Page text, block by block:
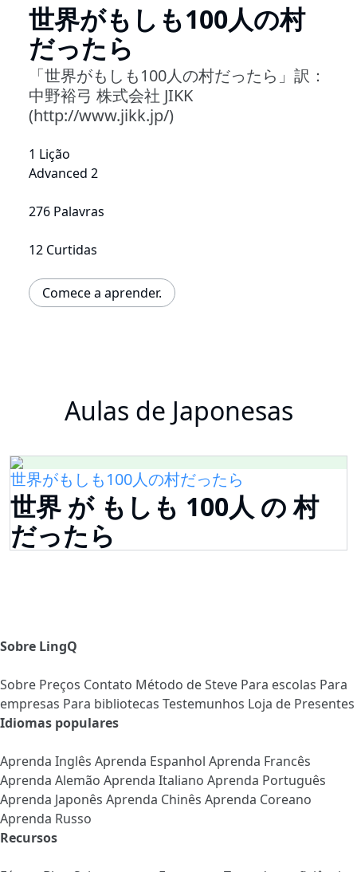
世界がもしも100人の村
だったら
「世界がもしも100人の村だったら」訳：
中野裕弓 株式会社 JIKK
(http://www.jikk.jp/)
1 Lição
Advanced 2
276 Palavras
12 Curtidas
Comece a aprender.
Aulas de Japonesas
世界がもしも100人の村だったら
世界 が もしも 100人 の 村
だったら
Sobre LingQ
Sobre Preços Contato Método de Steve Para escolas Para
empresas Para bibliotecas Testemunhos Loja de Presentes
Idiomas populares
Aprenda Inglês Aprenda Espanhol Aprenda Francês
Aprenda Alemão Aprenda Italiano Aprenda Português
Aprenda Japonês Aprenda Chinês Aprenda Coreano
Aprenda Russo
Recursos